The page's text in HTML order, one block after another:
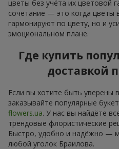
цветы без учёта их цветовой
сочетание — это когда цветы
гармонируют по цвету, но и
эмоциональном плане.
Где купить
доставкой
Если вы хотите быть уверены
заказывайте популярные
flowers.ua. У нас вы найдёте
трендовые флористические
Быстро, удобно и надёжно —
любой уголок Браилова.